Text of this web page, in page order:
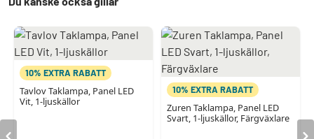
10% EXTRA RABATT
Tavlov Taklampa, Panel LED
Vit, 1-ljuskällor
10% EXTRA RABATT
Zuren Taklampa, Panel LED
Svart, 1-ljuskällor, Färgväxlare